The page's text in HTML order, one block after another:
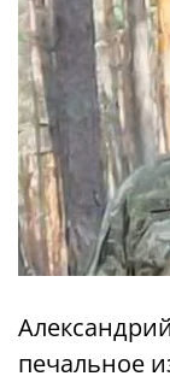
печальное